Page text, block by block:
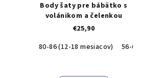
Body šaty pre bábätko s
volánikom a čelenkou
€25,90
80-86 (12-18 mesiacov)
56-